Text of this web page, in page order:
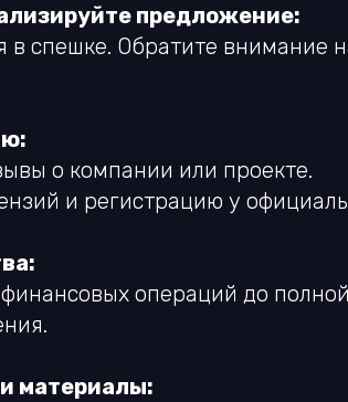
предложение:
спешке. Обратите внимание
о компании или проекте.
и регистрацию у
операций до
материалы: